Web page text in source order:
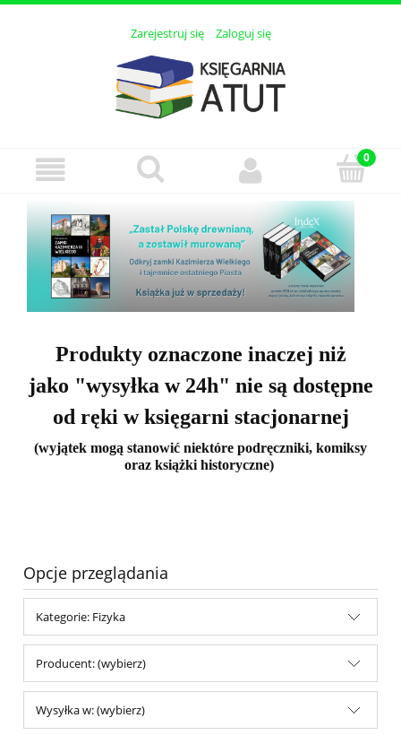
Zarejestruj się Zaloguj się
Produkty oznaczone inaczej niż
jako "wysyłka w 24h" nie są dostępne
od ręki w księgarni stacjonarnej
(wyjątek mogą stanowić niektóre podręczniki, komiksy
oraz książki historyczne)
Opcje przeglądania
Kategorie: Fizyka
Producent: (wybierz)
Wysyłka w: (wybierz)